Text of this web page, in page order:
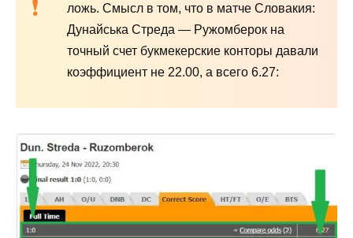
ложь. Смысл в том, что в матче Словакия:
Дунайська Стреда — Ружомберок на
точный счет букмекерские конторы давали
коэффициент не 22.00, а всего 6.27: